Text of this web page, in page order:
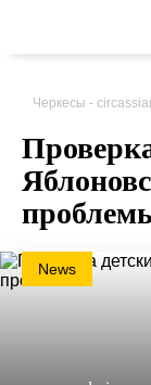
Черкесы -
News